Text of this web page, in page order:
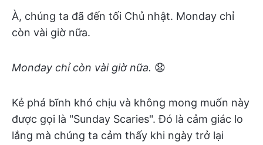
À, chúng ta đã đến tối Chủ nhật. Monday chỉ
còn vài giờ nữa.
Monday chỉ còn vài giờ nữa. 😧
Kẻ phá bĩnh khó chịu và không mong muốn này
được gọi là "Sunday Scaries". Đó là cảm giác lo
lắng mà chúng ta cảm thấy khi ngày trở lại